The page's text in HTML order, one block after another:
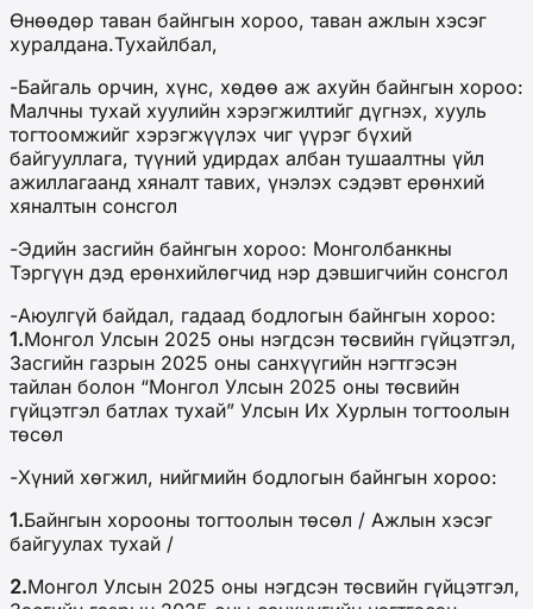
Өнөөдөр таван байнгын хороо, таван ажлын хэсэг
хуралдана.Тухайлбал,
-Байгаль орчин, хүнс, хөдөө аж ахуйн байнгын хороо:
Малчны тухай хуулийн хэрэгжилтийг дүгнэх, хууль
тогтоомжийг хэрэгжүүлэх чиг үүрэг бүхий
байгууллага, түүний удирдах албан тушаалтны үйл
ажиллагаанд хяналт тавих, үнэлэх сэдэвт ерөнхий
хяналтын сонсгол
-Эдийн засгийн байнгын хороо: Монголбанкны
Тэргүүн дэд ерөнхийлөгчид нэр дэвшигчийн сонсгол
-Аюулгүй байдал, гадаад бодлогын байнгын хороо:
1.Монгол Улсын 2025 оны нэгдсэн төсвийн гүйцэтгэл,
Засгийн газрын 2025 оны санхүүгийн нэгтгэсэн
тайлан болон “Монгол Улсын 2025 оны төсвийн
гүйцэтгэл батлах тухай” Улсын Их Хурлын тогтоолын
төсөл
-Хүний хөгжил, нийгмийн бодлогын байнгын хороо:
1.Байнгын хорооны тогтоолын төсөл / Ажлын хэсэг
байгуулах тухай /
2.Монгол Улсын 2025 оны нэгдсэн төсвийн гүйцэтгэл,